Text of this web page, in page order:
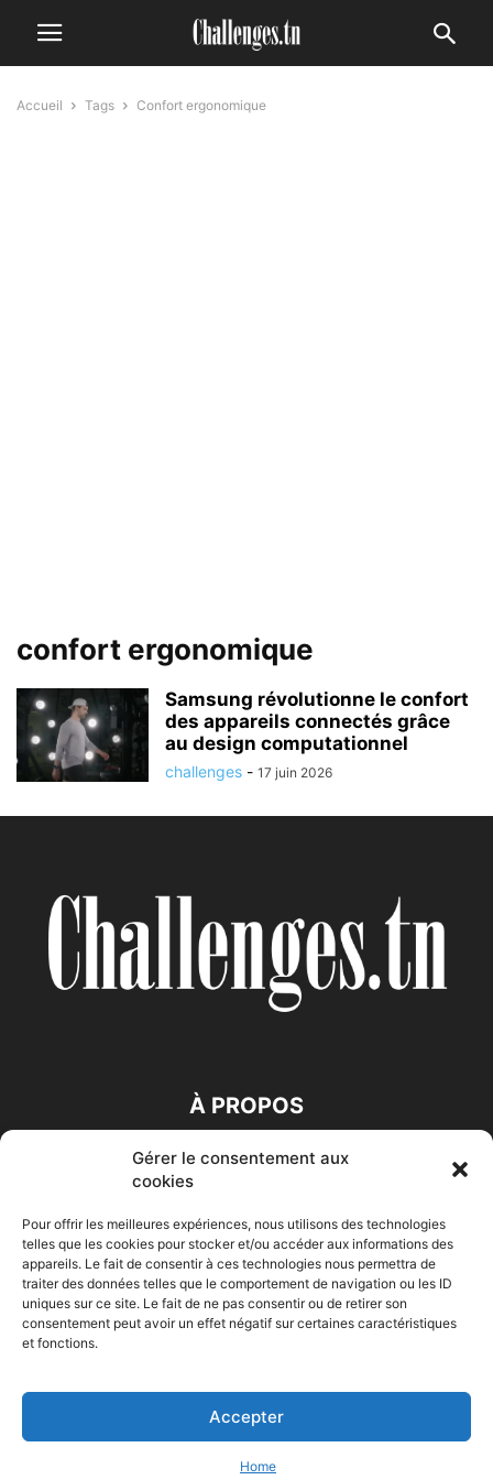
Gérer le consentement aux
cookies
Pour offrir les meilleures expériences, nous utilisons des technologies
telles que les cookies pour stocker et/ou accéder aux informations des
appareils. Le fait de consentir à ces technologies nous permettra de
traiter des données telles que le comportement de navigation ou les ID
uniques sur ce site. Le fait de ne pas consentir ou de retirer son
consentement peut avoir un effet négatif sur certaines caractéristiques
et fonctions.
Accepter
Home
Accueil Tags Confort ergonomique
confort ergonomique
Samsung révolutionne le confort
des appareils connectés grâce
au design computationnel
challenges - 17 juin 2026
À PROPOS
SUIVEZ NOUS
Accueil Economie Entreprises Entrepreneur Afrique
HIGH-TECH Auto-Moto
© Challenges.tn By AAKOM.DIGITAL